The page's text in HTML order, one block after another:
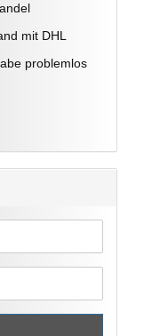
mit DHL
problemlos